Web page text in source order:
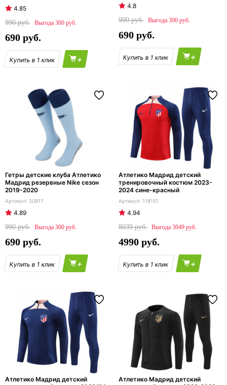
4.85
990
300
690
+
4.8
990
300
690
+
Гетры детские клуба Атлетико
Мадрид резервные Nike сезон
2019-2020
20917
4.89
990
300
690
+
Атлетико Мадрид детский
тренировочный костюм 2023-
2024 сине-красный
118151
4.94
8039
3049
4990
+
Атлетико Мадрид детский
Атлетико Мадрид детский